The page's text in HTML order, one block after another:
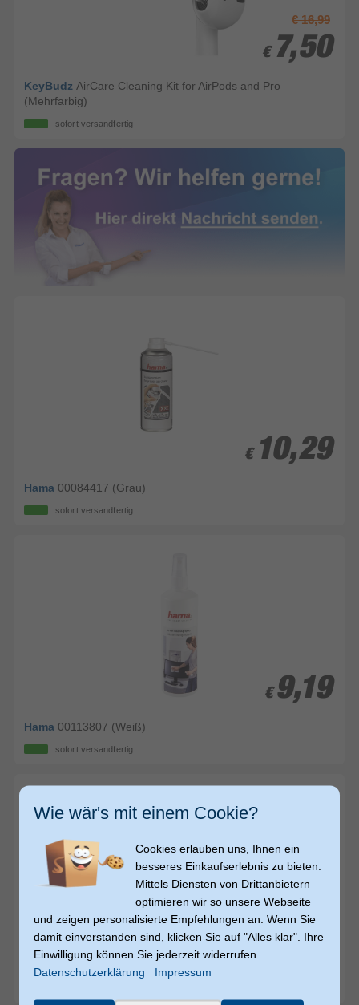
€ 16,99
€ 7,50
€ 7,50
KeyBudz AirCare Cleaning Kit for AirPods and Pro
(Mehrfarbig)
sofort versandfertig
€ 10,29
€ 10,29
Hama 00084417 (Grau)
sofort versandfertig
€ 9,19
€ 9,19
Hama 00113807 (Weiß)
sofort versandfertig
€ 11,79
€ 11,79
Hama 00113820 (Weiß)
Wie wär's mit einem Cookie?
Cookies erlauben uns, Ihnen ein
besseres Einkaufserlebnis zu bieten.
Mittels Diensten von Drittanbietern
optimieren wir so unsere Webseite
und zeigen personalisierte Empfehlungen an. Wenn Sie
damit einverstanden sind, klicken Sie auf "Alles klar". Ihre
Einwilligung können Sie jederzeit widerrufen.
Datenschutzerklärung
Impressum